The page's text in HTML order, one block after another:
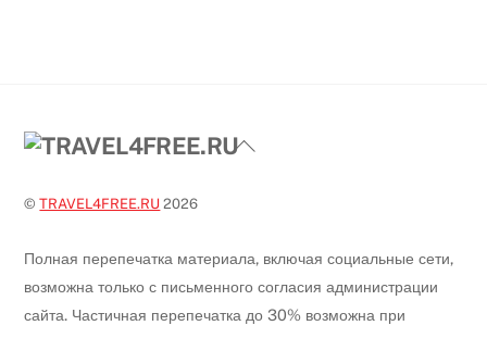
Back
©TRAVEL4FREE.RU 2026
Полная перепечатка материала, включая социальные сети,
возможна только с письменного согласия администрации
сайта. Частичная перепечатка до 30% возможна при